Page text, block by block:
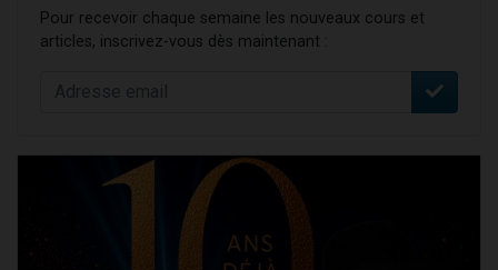
Pour recevoir chaque semaine les nouveaux cours et
articles, inscrivez-vous dès maintenant :